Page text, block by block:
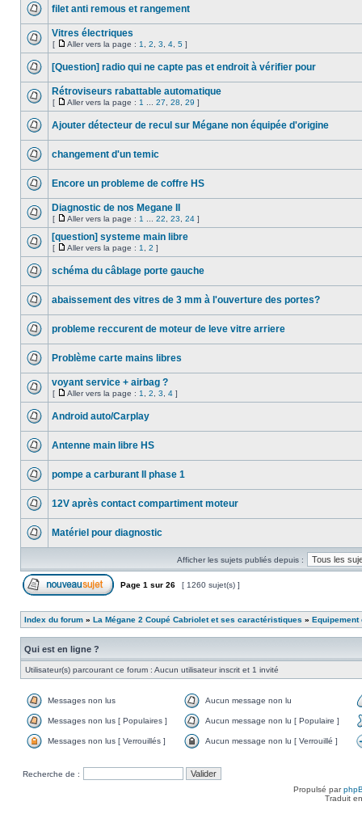
filet anti remous et rangement
Vitres électriques
[ Aller vers la page : 1 2 3 4 5 ]
[Question] radio qui ne capte pas et endroit à vérifier pour
Rétroviseurs rabattable automatique
[ Aller vers la page : 1 27 28 29 ]
Ajouter détecteur de recul sur Mégane non équipée d'origine
changement d'un temic
Encore un probleme de coffre HS
Diagnostic de nos Megane II
[ Aller vers la page : 1 22 23 24 ]
[question] systeme main libre
[ Aller vers la page : 1 2 ]
schéma du câblage porte gauche
abaissement des vitres de 3 mm à l'ouverture des portes?
probleme reccurent de moteur de leve vitre arriere
Problème carte mains libres
voyant service + airbag ?
[ Aller vers la page : 1 2 3 4 ]
Android auto/Carplay
Antenne main libre HS
pompe a carburant II phase 1
12V après contact compartiment moteur
Matériel pour diagnostic
Afficher les sujets publiés depuis :
Page 1 sur 26 [ 1260 sujet(s) ]
Index du forum » La Mégane 2 Coupé Cabriolet et ses caractéristiques » Equipement
Qui est en ligne ?
Utilisateur(s) parcourant ce forum : Aucun utilisateur inscrit et 1 invité
Messages non lus Aucun message non lu
Messages non lus [ Populaires ] Aucun message non lu [ Populaire ]
Messages non lus [ Verrouillés ] Aucun message non lu [ Verrouillé ]
Recherche de :
Propulsé par
Traduit